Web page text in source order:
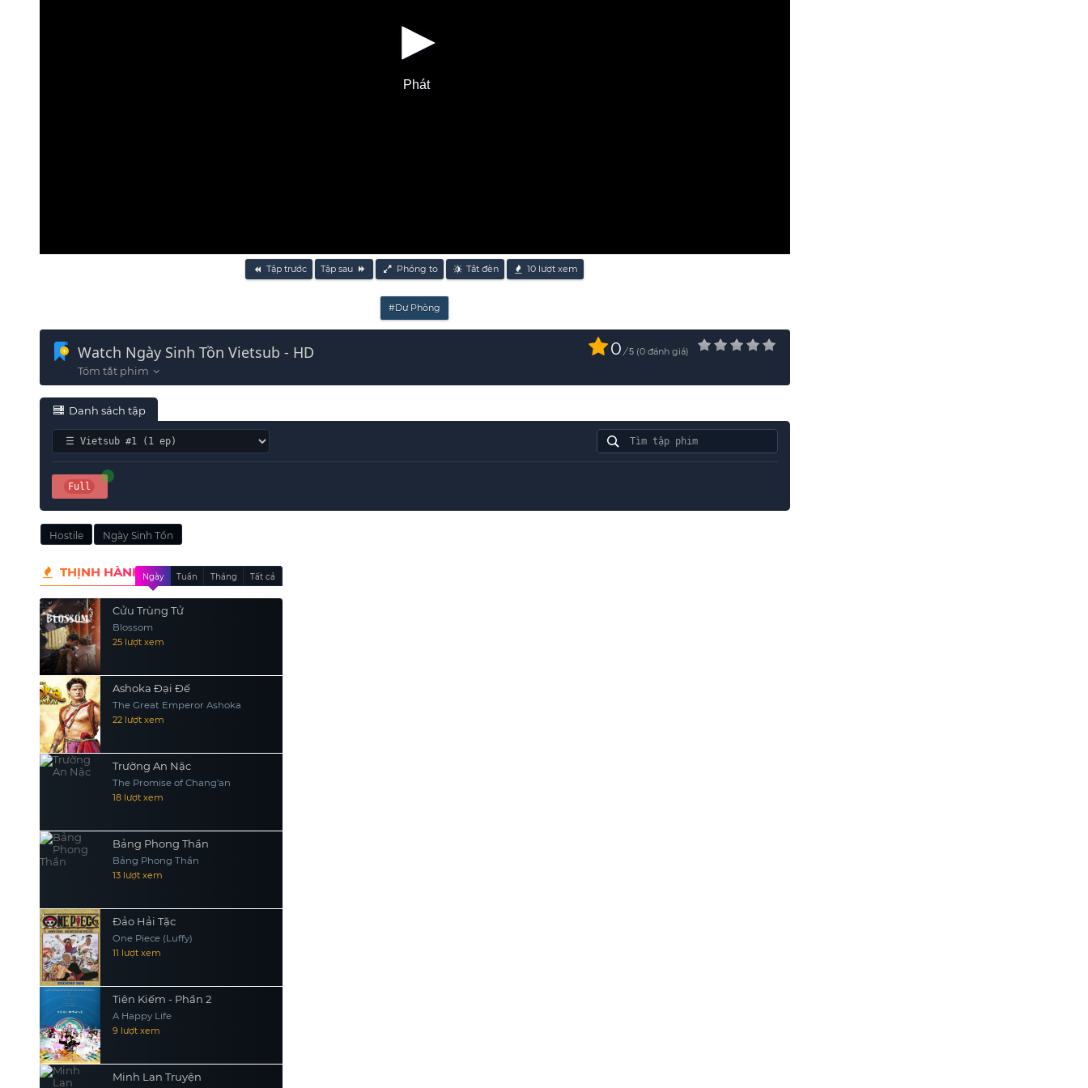
Phát
Tập trước Tập sau Phóng to Tắt đèn 10 lượt xem
#Dự Phòng
Watch Ngày Sinh Tồn Vietsub - HD 0 / 5 0 đánh giá
Danh sách tập
Full
Hostile Ngày Sinh Tồn
THỊNH HÀNH Ngày Tuần Tháng Tất cả
Cửu Trùng Tử
Blossom
25 lượt xem
Ashoka Đại Đế
The Great Emperor Ashoka
22 lượt xem
Trường An Nặc
The Promise of Chang’an
18 lượt xem
Bảng Phong Thần
Bảng Phong Thần
13 lượt xem
Đảo Hải Tặc
One Piece (Luffy)
11 lượt xem
Tiên Kiếm - Phần 2
A Happy Life
9 lượt xem
Minh Lan Truyện